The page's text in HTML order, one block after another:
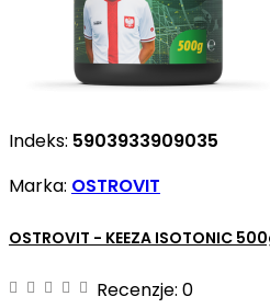
Indeks: 5903933909035
Marka: OSTROVIT
OSTROVIT - KEEZA ISOTONIC
Recenzje: 0